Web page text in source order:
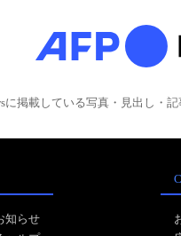
に掲載している写真・見出し・
知らせ